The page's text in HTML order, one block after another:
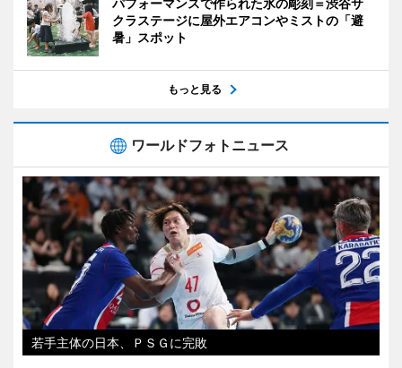
クラステージに屋外エアコンやミストの「避
暑」スポット
もっと見る
ワールドフォトニュース
若手主体の日本、ＰＳＧに完敗